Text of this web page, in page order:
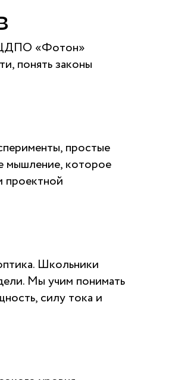
ЦДПО «Фотон»
понять законы
простые
мышление, которое
проектной
Школьники
Мы учим понимать
силу тока и